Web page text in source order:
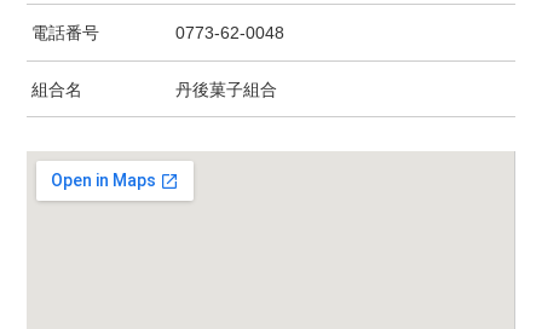
電話番号 0773-62-0048
組合名 丹後菓子組合